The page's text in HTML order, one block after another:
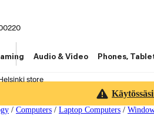
store
Audio & Video Phones,
/ Computers / Laptop Computers /